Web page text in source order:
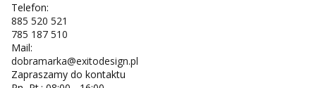
Telefon:
885 520 521
785 187 510
Mail:
dobramarka@exitodesign.pl
Zapraszamy do kontaktu